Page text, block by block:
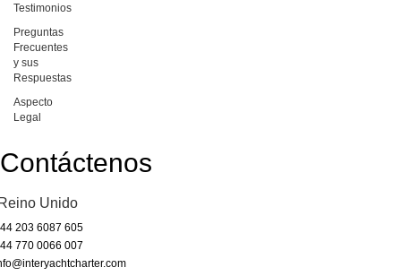
Testimonios
Preguntas
Frecuentes
y sus
Respuestas
Aspecto
Legal
Contáctenos
Unido
203 6087 605
770 0066 007